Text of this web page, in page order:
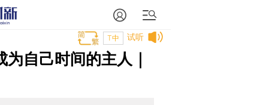
试听
T中
自己时间的主人｜